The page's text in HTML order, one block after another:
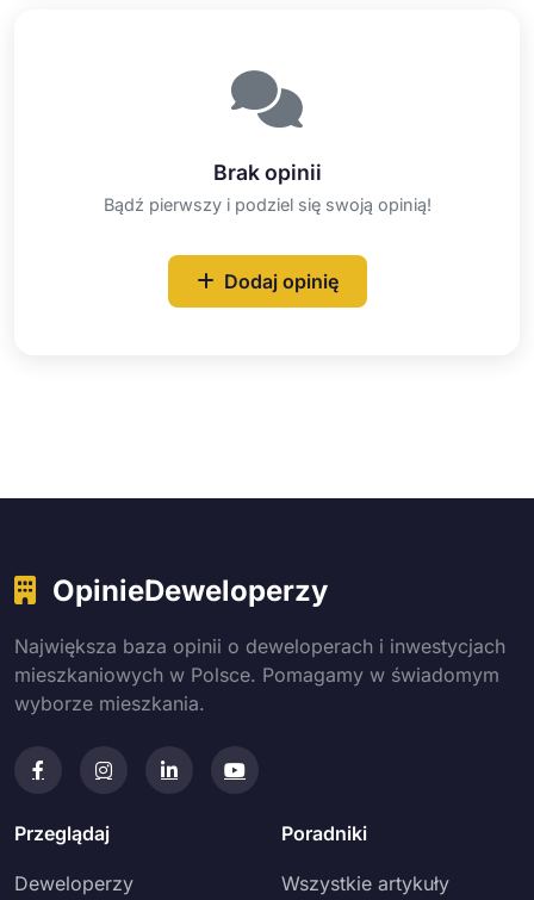
Brak opinii
Bądź pierwszy i podziel się swoją opinią!
Dodaj opinię
OpinieDeweloperzy
Największa baza opinii o deweloperach i inwestycjach
mieszkaniowych w Polsce. Pomagamy w świadomym
wyborze mieszkania.
Przeglądaj
Deweloperzy
Poradniki
Wszystkie artykuły